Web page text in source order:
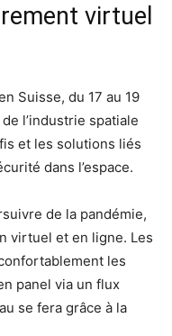
virtuel
Suisse, du 17 au 19
l’industrie spatiale
et les solutions liés
dans l’espace.
de la pandémie,
virtuel et en ligne. Les
les
panel via un flux
se fera grâce à la